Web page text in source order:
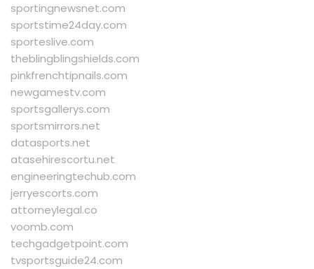
sportingnewsnet.com
sportstime24day.com
sporteslive.com
theblingblingshields.com
pinkfrenchtipnails.com
newgamestv.com
sportsgallerys.com
sportsmirrors.net
datasports.net
atasehirescortu.net
engineeringtechub.com
jerryescorts.com
attorneylegal.co
voomb.com
techgadgetpoint.com
tvsportsguide24.com